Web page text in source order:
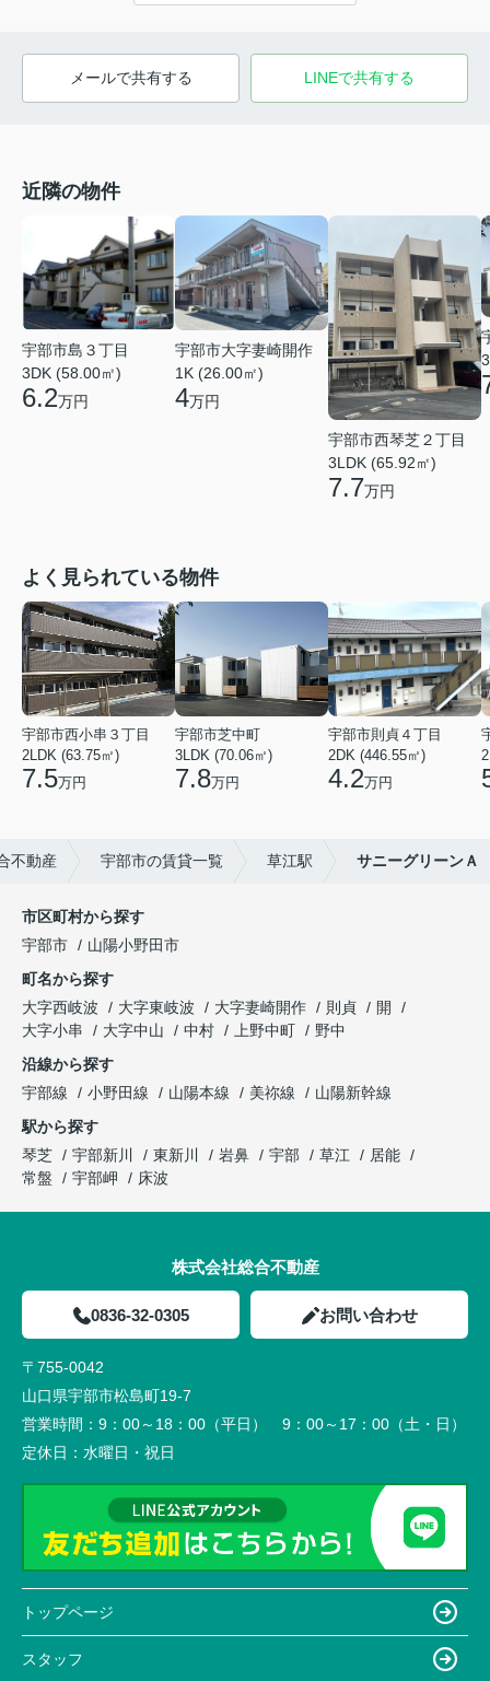
メールで共有する LINEで共有する
近隣の物件
宇部市島３丁目
3DK (58.00㎡)
6.2万円
宇部市大字妻崎開作
1K (26.00㎡)
4万円
宇部市西琴芝２丁目
3LDK (65.92㎡)
7.7万円
よく見られている物件
宇部市西小串３丁目
2LDK (63.75㎡)
7.5万円
宇部市芝中町
3LDK (70.06㎡)
7.8万円
宇部市則貞４丁目
2DK (446.55㎡)
4.2万円
不動産 宇部市の賃貸一覧 草江駅 サニーグリーンＡ
市区町村から探す
宇部市
山陽小野田市
町名から探す
大字西岐波
大字東岐波 大字妻崎開作 則貞
開
大字小串
大字中山 中村 上野中町
野中
沿線から探す
宇部線
小野田線 山陽本線 美祢線
山陽新幹線
駅から探す
琴芝
宇部新川 東新川 岩鼻 宇部 草江
居能
常盤
宇部岬 床波
株式会社総合不動産
0836-32-0305 お問い合わせ
〒755-0042
山口県宇部市松島町19-7
営業時間： 9：00～18：00（平日） 9：00～17：00（土・日）
定休日： 水曜日・祝日
トップページ
スタッフ